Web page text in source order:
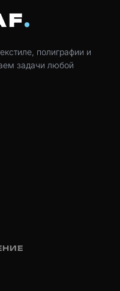
полиграфии и
задачи любой